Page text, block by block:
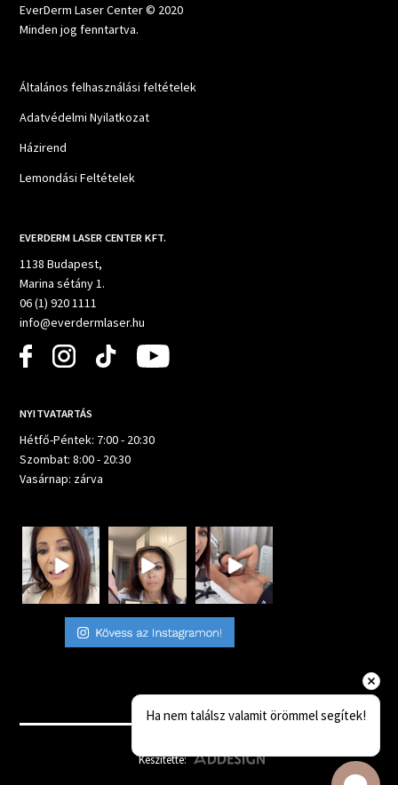
EverDerm Laser Center © 2020
Minden jog fenntartva.
Általános felhasználási feltételek
Adatvédelmi Nyilatkozat
Házirend
Lemondási Feltételek
EVERDERM LASER CENTER KFT.
1138 Budapest,
Marina sétány 1.
06 (1) 920 1111
info@everdermlaser.hu
NYITVATARTÁS
Hétfő-Péntek: 7:00 - 20:30
Szombat: 8:00 - 20:30
Vasárnap: zárva
Készítette:
Ha nem találsz valamit örömmel segítek!